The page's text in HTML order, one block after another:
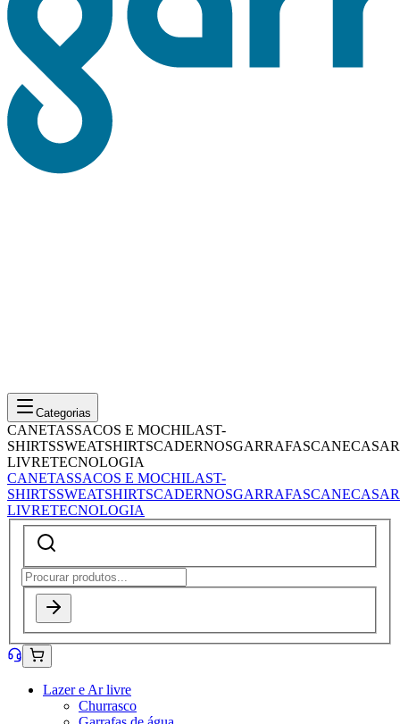
Categorias
CANETASSACOS E MOCHILAST-
SHIRTSSWEATSHIRTSCADERNOSGARRAFASCANECASAR
LIVRETECNOLOGIA
CANETASSACOS E MOCHILAST-
SHIRTSSWEATSHIRTSCADERNOSGARRAFASCANECASAR
LIVRETECNOLOGIA
Lazer e Ar livre
Churrasco